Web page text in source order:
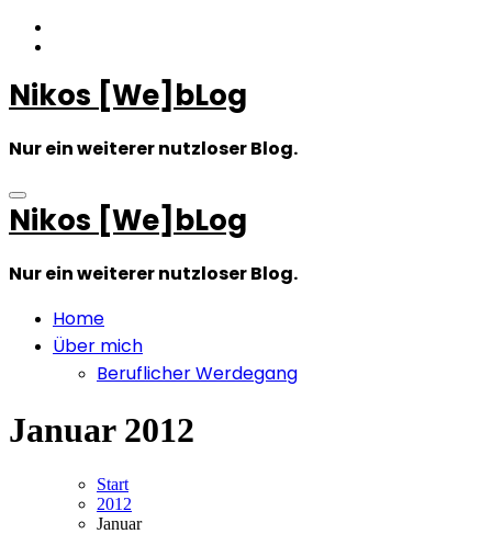
Zum
Inhalt
Nikos [We]bLog
Nur ein weiterer nutzloser Blog.
Nikos [We]bLog
Nur ein weiterer nutzloser Blog.
Home
Über mich
Beruflicher Werdegang
Januar 2012
Start
2012
Januar